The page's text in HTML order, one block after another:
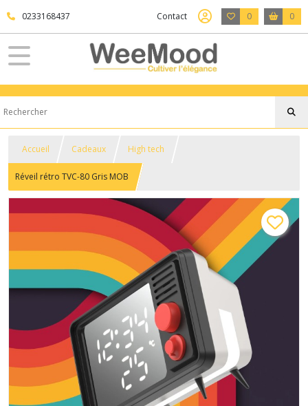
0233168437 Contact 0 0
Accueil Cadeaux High tech
Réveil rétro TVC-80 Gris MOB